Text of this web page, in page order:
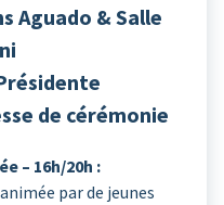
Aguado & Salle
de cérémonie
– 16h/20h :
par de jeunes